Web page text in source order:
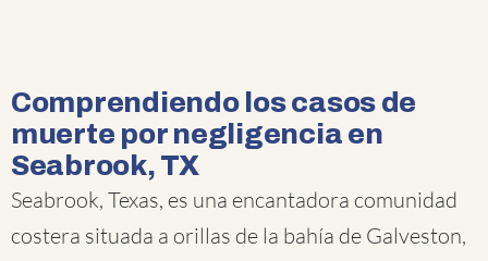
Comprendiendo los casos de
muerte por negligencia en
Seabrook, TX
Seabrook, Texas, es una encantadora comunidad
costera situada a orillas de la bahía de Galveston,